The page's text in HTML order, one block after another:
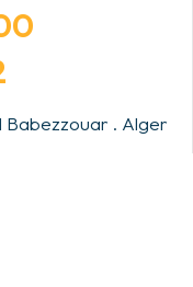
Babezzouar . Alger